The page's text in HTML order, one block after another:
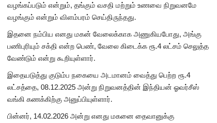
வழங்கப்படும் என்றும், தங்கும் வசதி மற்றும் உணவை நிறுவனமே
வழங்கும் என்றும் விளம்பரம் செய்திருந்தது.
இதனை நம்பிய எனது மகன் வேலைக்காக அணுகியபோது, அங்கு
பணிபுரியும் சக்தி என்ற பெண், வேலை கிடைக்க ரூ.4 லட்சம் செலுத்த
வேண்டும் என்று கூறியுள்ளார்.
இதையடுத்து குடும்ப நகையை அடமானம் வைத்து பெற்ற ரூ.4
லட்சத்தை, 08.12.2025 அன்று நிறுவனத்தின் இந்தியன் ஓவர்சீஸ்
வங்கி கணக்கிற்கு அனுப்பியுள்ளார்.
பின்னர், 14.02.2026 அன்று எனது மகனை தைவானுக்கு